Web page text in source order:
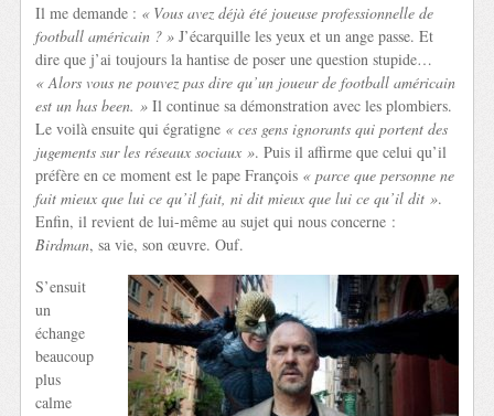
Il me demande : « Vous avez déjà été joueuse professionnelle de
football américain ? » J’écarquille les yeux et un ange passe. Et
dire que j’ai toujours la hantise de poser une question stupide…
« Alors vous ne pouvez pas dire qu’un joueur de football américain
est un has been. » Il continue sa démonstration avec les plombiers.
Le voilà ensuite qui égratigne « ces gens ignorants qui portent des
jugements sur les réseaux sociaux ». Puis il affirme que celui qu’il
préfère en ce moment est le pape François « parce que personne ne
fait mieux que lui ce qu’il fait, ni dit mieux que lui ce qu’il dit ».
Enfin, il revient de lui-même au sujet qui nous concerne :
Birdman, sa vie, son œuvre. Ouf.
S’ensuit
un
échange
beaucoup
plus
calme